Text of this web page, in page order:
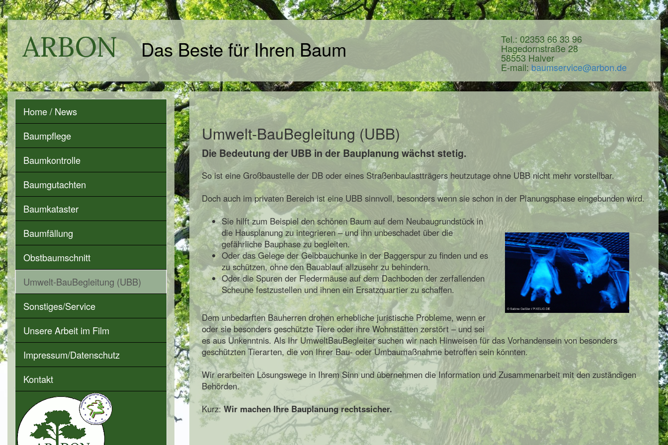
ARBON Das Beste für Ihren Baum Tel.: 02353 66 33 96
Hagedornstraße 28
58553 Halver
E-mail: baumservice@arbon.de
Home / News
Baumpflege
Baumkontrolle
Baumgutachten
Baumkataster
Baumfällung
Obstbaumschnitt
Umwelt-BauBegleitung (UBB)
Sonstiges/Service
Unsere Arbeit im Film
Impressum/Datenschutz
Kontakt
Umwelt-BauBegleitung (UBB)
Die Bedeutung der UBB in der Bauplanung wächst stetig.
So ist eine Großbaustelle der DB oder eines Straßenbaulastträgers heutzutage ohne UBB nicht mehr vorstellbar.
Doch auch im privaten Bereich ist eine UBB sinnvoll, besonders wenn sie schon in der Planungsphase eingebunden wird.
Sie hilft zum Beispiel den schönen Baum auf dem Neubaugrundstück in
die Hausplanung zu integrieren – und ihn unbeschadet über die
gefährliche Bauphase zu begleiten.
Oder das Gelege der Gelbbauchunke in der Baggerspur zu finden und es
zu schützen, ohne den Bauablauf allzusehr zu behindern.
Oder die Spuren der Fledermäuse auf dem Dachboden der zerfallenden
Scheune festzustellen und ihnen ein Ersatzquartier zu schaffen.
Dem unbedarften Bauherren drohen erhebliche juristische Probleme, wenn er
oder sie besonders geschützte Tiere oder ihre Wohnstätten zerstört – und sei
es aus Unkenntnis. Als Ihr UmweltBauBegleiter suchen wir nach Hinweisen für das Vorhandensein von besonders
geschützten Tierarten, die von Ihrer Bau- oder Umbaumaßnahme betroffen sein könnten.
Wir erarbeiten Lösungswege in Ihrem Sinn und übernehmen die Information und Zusammenarbeit mit den zuständigen
Behörden.
Kurz:Wir machen Ihre Bauplanung rechtssicher.